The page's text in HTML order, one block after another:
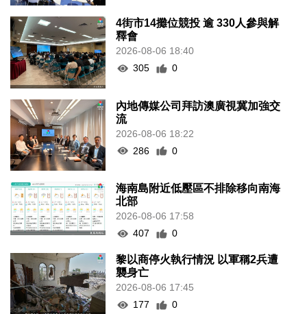
4街市14攤位競投 逾 330人參與解
釋會
2026-08-06 18:40
305
0
內地傳媒公司拜訪澳廣視冀加強交
流
2026-08-06 18:22
286
0
海南島附近低壓區不排除移向南海
北部
2026-08-06 17:58
407
0
黎以商停火執行情況 以軍稱2兵遭
襲身亡
2026-08-06 17:45
177
0